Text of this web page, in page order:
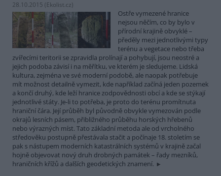
28.10.2015 (Ekolist.cz)
Ostře vymezené hranice
nejsou něčím, co by bylo v
přírodní krajině obvyklé –
předěly mezi jednotlivými typy
terénu a vegetace nebo třeba
zvířecími teritorii se zpravidla prolínají a pohybují, jsou neostré a
jejich podoba závisí i na měřítku, ve kterém je sledujeme. Lidská
kultura, zejména ve své moderní podobě, ale naopak potřebuje
mít možnost detailně vymezit, kde například začíná jeden pozemek
a končí druhý, kde leží hranice zodpovědnosti obcí a kde se stýkají
jednotlivé státy. Je-li to potřeba, je proto do terénu promítnuta
hraniční čára. Její průběh byl původně obvykle vymezován podle
okrajů lesních pásem, přibližného průběhu horských hřebenů
nebo výrazných míst. Tato základní metoda ale od vrcholného
středověku postupně přestávala stačit a počínaje 18. stoletím se
pak s nástupem moderních katastrálních systémů v krajině začal
hojně objevovat nový druh drobných památek – řady mezníků,
hraničních křížů a dalších geodetických znamení.